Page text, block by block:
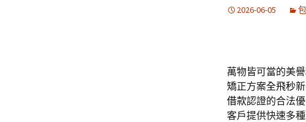
2026-06-05
萬物皆可當的美
矯正方案全飛秒
借款認證的合法
客戶提供快速多